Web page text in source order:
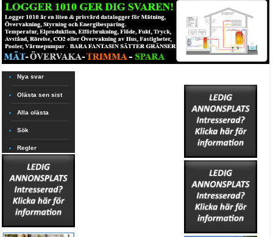
Nya svar
Olästa sen sist
Alla olästa
Sök
Regler